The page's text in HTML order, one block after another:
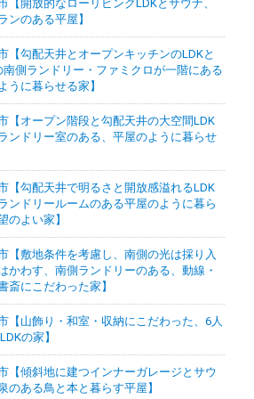
【開放的なローリビングLDKとサウナ、
ンのある平屋】
【勾配天井とオープンキッチンのLDKと
南側ランドリー・ファミクロが一階にある
うに暮らせる家】
【オープン階段と勾配天井の大空間LDK
ンドリー室のある、平屋のように暮らせ
【勾配天井で明るさと開放感溢れるLDK
ンドリールームのある平屋のように暮ら
のよい家】
【敷地条件を考慮し、南側の光は採り入
かわす、南側ランドリーのある、動線・
斎にこだわった家】
【山飾り・和室・収納にこだわった、6人
の家】
【傾斜地に建つインナーガレージとサウ
のある鳥と本と暮らす平屋】